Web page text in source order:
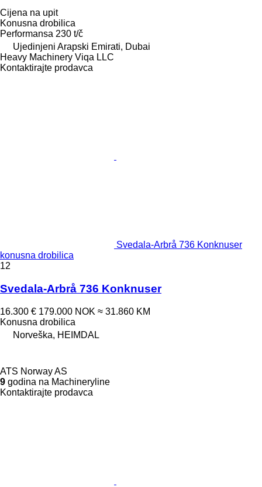
Cijena na upit
Konusna drobilica
Performansa 230 t/č
Ujedinjeni Arapski Emirati, Dubai
Heavy Machinery Viqa LLC
Kontaktirajte prodavca
Svedala-Arbrå 736 Konknuser
konusna drobilica
12
Svedala-Arbrå 736 Konknuser
16.300 € 179.000 NOK ≈ 31.860 KM
Konusna drobilica
Norveška, HEIMDAL
ATS Norway AS
9 godina na Machineryline
Kontaktirajte prodavca